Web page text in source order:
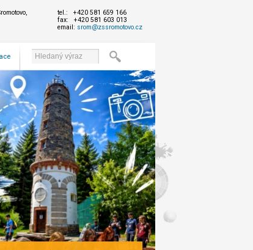
tel.: +420 581 659 166
fax: +420 581 603 013
email: srom@zssromotovo.cz